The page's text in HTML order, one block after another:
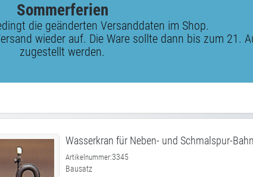
Sommerferien
die geänderten Versanddaten im Shop.
wieder auf. Die Ware sollte dann bis zum 21.
zugestellt werden.
Wasserkran für Neben- und Schmalspur-
Artikelnummer:3345
Bausatz